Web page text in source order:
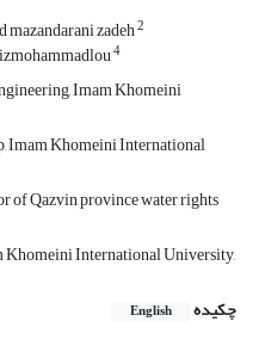
mazandarani zadeh2
4
Imam Khomeini
Imam Khomeini International
of Qazvin province water rights
International University,
چکیده
English